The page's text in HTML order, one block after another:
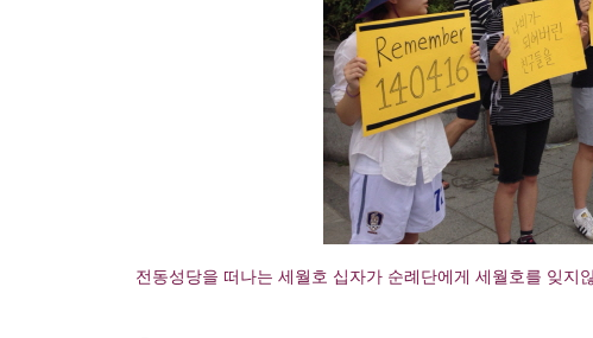
전동성당을 떠나는 세월호 십자가 순례단에게 세월호를 잊